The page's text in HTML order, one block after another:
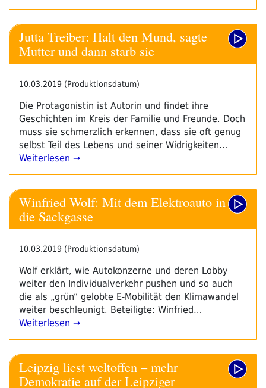
Jutta Treiber: Halt den Mund, sagte
Mutter und dann starb sie
10.03.2019 (Produktionsdatum)
Die Protagonistin ist Autorin und findet ihre
Geschichten im Kreis der Familie und Freunde. Doch
muss sie schmerzlich erkennen, dass sie oft genug
selbst Teil des Lebens und seiner Widrigkeiten…
Weiterlesen →
Winfried Wolf: Mit dem Elektroauto in
die Sackgasse
10.03.2019 (Produktionsdatum)
Wolf erklärt, wie Autokonzerne und deren Lobby
weiter den Individualverkehr pushen und so auch
die als „grün“ gelobte E-Mobilität den Klimawandel
weiter beschleunigt. Beteiligte: Winfried…
Weiterlesen →
Leipzig liest weltoffen – mehr
Demokratie auf der Leipziger